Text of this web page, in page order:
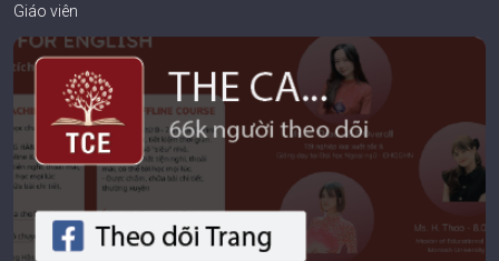
Giáo viên